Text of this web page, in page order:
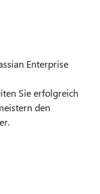
Enterprise
Sie erfolgreich
den